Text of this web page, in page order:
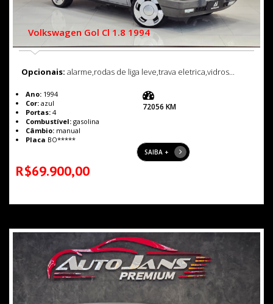
Volkswagen Gol Cl 1.8 1994
Opcionais: alarme,rodas de liga leve,trava eletrica,vidros...
Ano: 1994
Cor: azul
Portas: 4
Combustível: gasolina
Câmbio: manual
Placa BO*****
R$69.900,00
72056 KM
SAIBA +